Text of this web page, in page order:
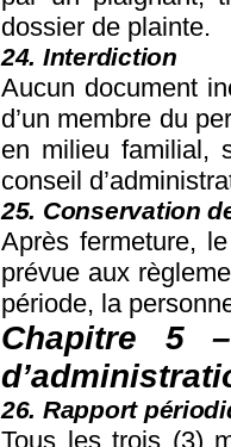
dossier de plainte.
24. Interdiction
Aucun document
d’un membre du
en milieu familial,
conseil
25. Conservation
Après fermeture,
prévue aux
période, la
Chapitre 5
26. Rapport
Tous les trois (3)